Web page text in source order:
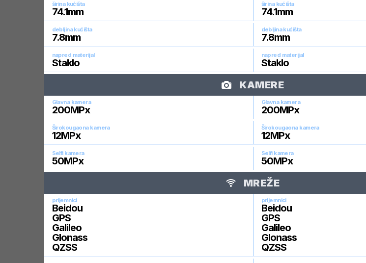
širina kućišta
74.1mm
širina kućišta
74.1mm
debljina kućišta
7.8mm
debljina kućišta
7.8mm
napred materijal
Staklo
napred materijal
Staklo
KAMERE
Glavna kamera
200MPx
Glavna kamera
200MPx
Širokougaona kamera
12MPx
Širokougaona kamera
12MPx
Selfi kamera
50MPx
Selfi kamera
50MPx
MREŽE
prijemnici
Beidou
GPS
Galileo
Glonass
QZSS
prijemnici
Beidou
GPS
Galileo
Glonass
QZSS